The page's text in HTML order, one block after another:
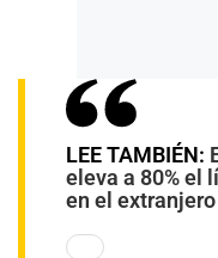
LEE TAMBIÉN:
eleva a 80% el
en el extranjero